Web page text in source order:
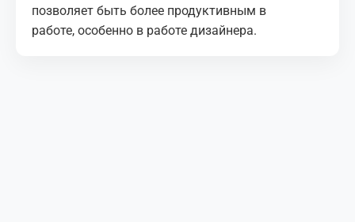
позволяет быть более продуктивным в
работе, особенно в работе дизайнера.